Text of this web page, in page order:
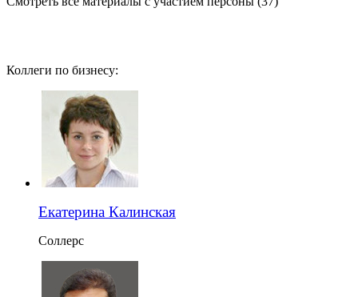
Коллеги по бизнесу:
Екатерина Калинская
Соллерс